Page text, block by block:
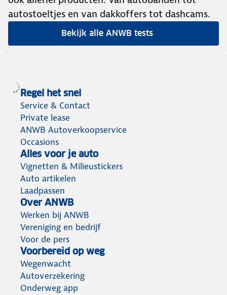
autostoeltjes en van dakkoffers tot dashcams.
Bekijk alle ANWB tests
Regel het snel
Service & Contact
Private lease
ANWB Autoverkoopservice
Occasions
Alles voor je auto
Vignetten & Milieustickers
Auto artikelen
Laadpassen
Over ANWB
Werken bij ANWB
Vereniging en bedrijf
Voor de pers
Voorbereid op weg
Wegenwacht
Autoverzekering
Onderweg app